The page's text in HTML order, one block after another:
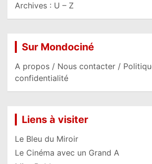
Archives : U – Z
Sur Mondociné
A propos / Nous contacter /
confidentialité
Liens à visiter
Le Bleu du Miroir
Le Cinéma avec un Grand A